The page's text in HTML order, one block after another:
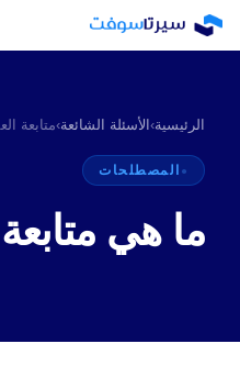
الرئيسية› الأسئلة الشائعة›متابعة
المصطلحات
ما هي متابعة